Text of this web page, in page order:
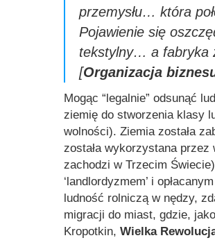
przemysłu… która
Pojawienie się
tekstylny… a fabryka
[Organizacja
Mogąc “legalnie” odsunąć
ziemię do stworzenia klasy
wolności). Ziemia została
została wykorzystana
zachodzi w Trzecim
‘landlordyzmem’ i
ludność rolniczą w nędzy,
migracji do miast, gdzie,
Kropotkin, Wielka